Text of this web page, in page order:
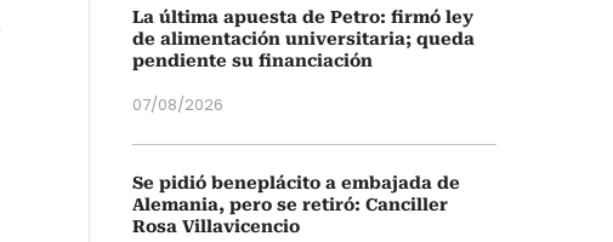
La última apuesta de Petro: firmó ley
de alimentación universitaria; queda
pendiente su financiación
07/08/2026
Se pidió beneplácito a embajada de
Alemania, pero se retiró: Canciller
Rosa Villavicencio